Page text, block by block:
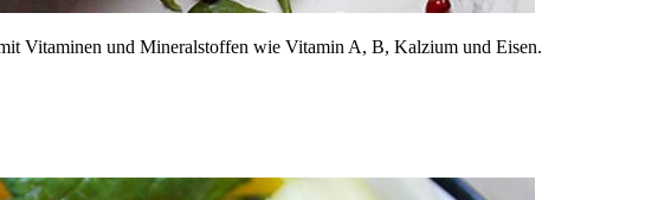
Vitaminen und Mineralstoffen wie Vitamin A, B, Kalzium und Eisen.